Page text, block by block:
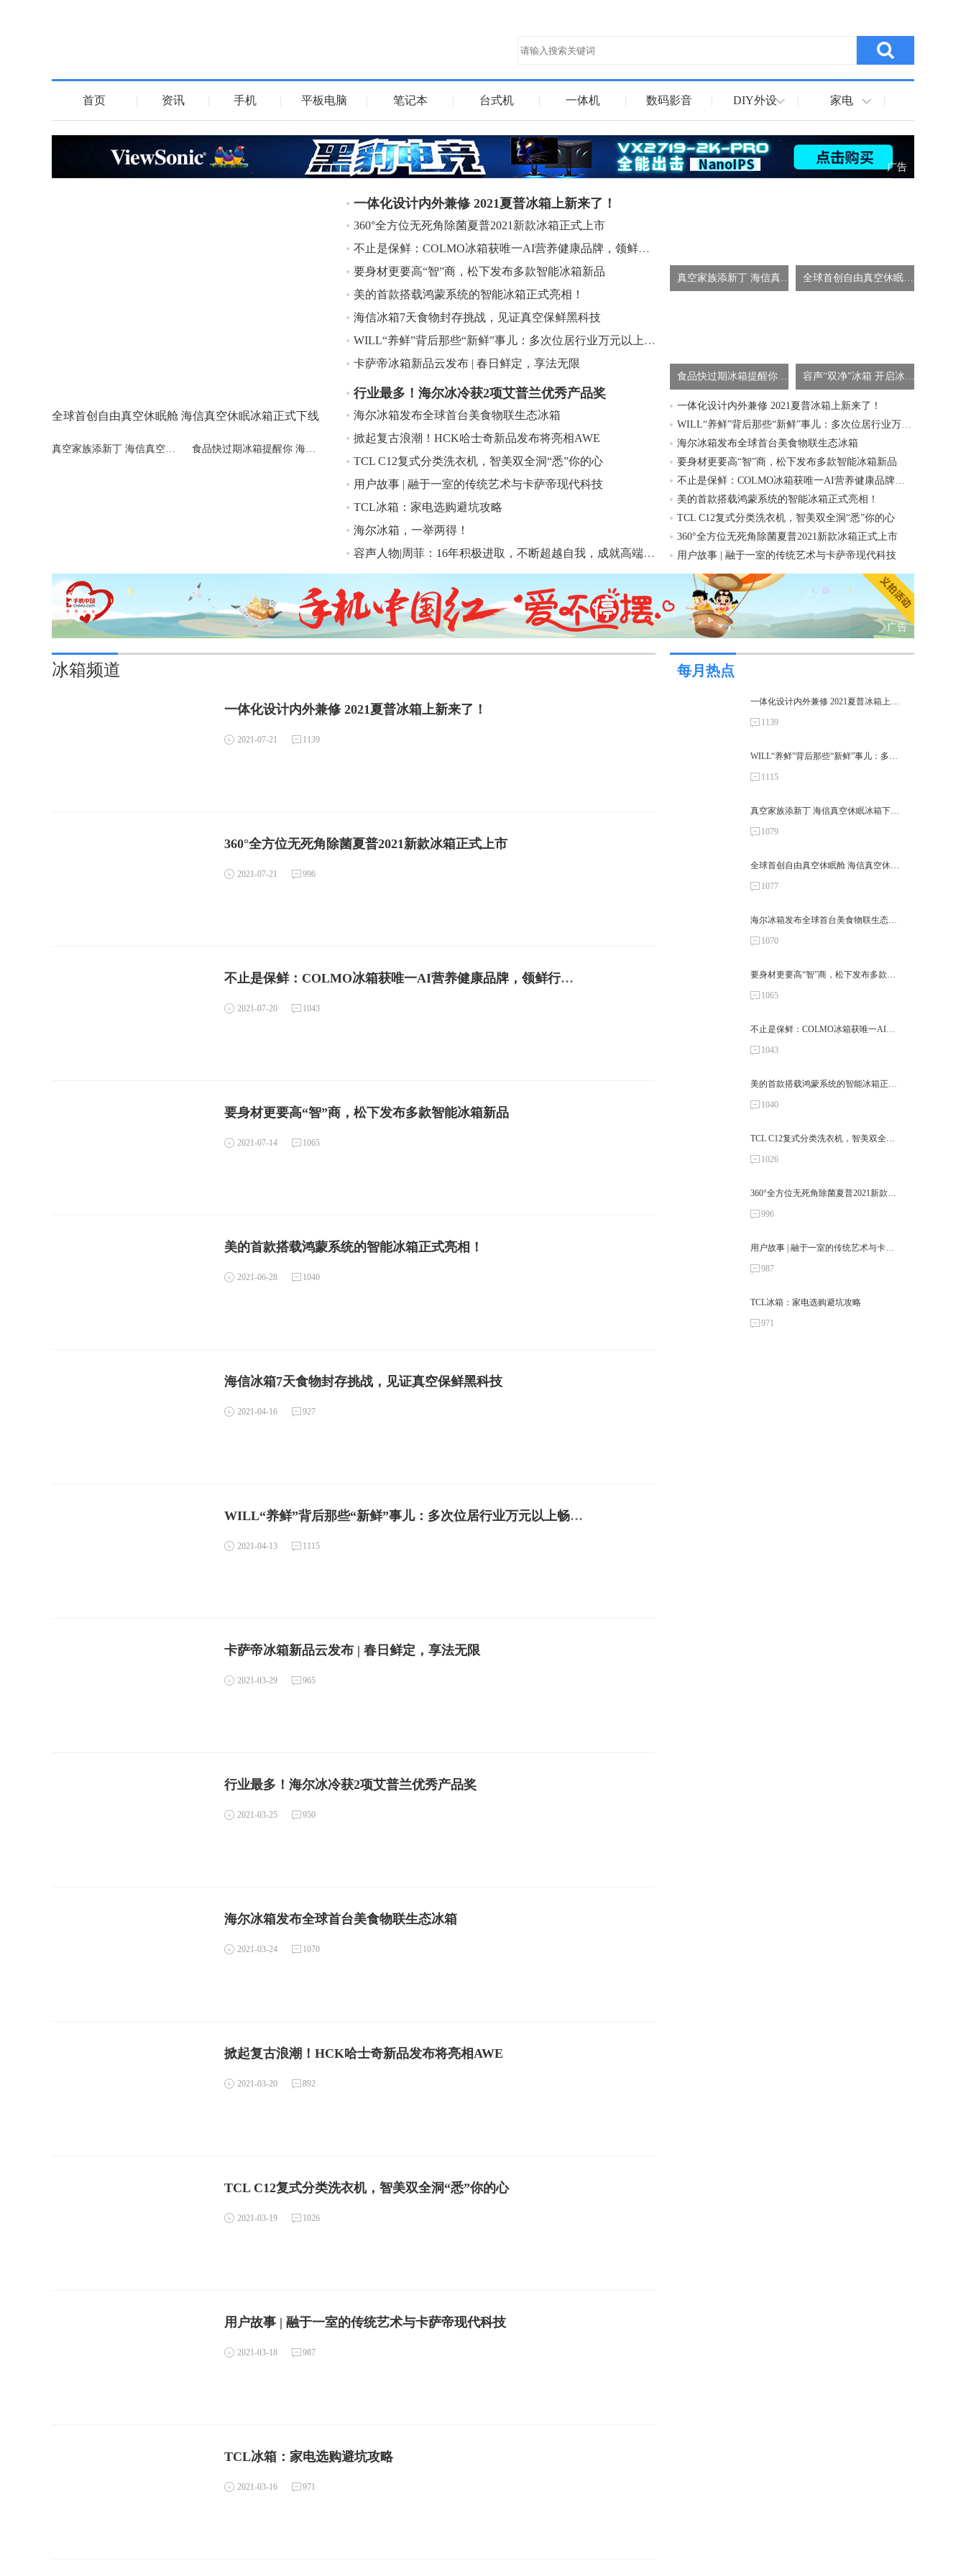
首页 | 资讯 | 手机 | 平板电脑 | 笔记本 | 台式机 | 一体机 | 数码影音 | DIY外设 | 家电 |
广告
全球首创自由真空休眠舱 海信真空休眠冰箱正式下线
真空家族添新丁 海信真空休眠冰箱下线发布 食品快过期冰箱提醒你 海信秀出食材管理黑科技
一体化设计内外兼修 2021夏普冰箱上新来了！
360°全方位无死角除菌夏普2021新款冰箱正式上市
不止是保鲜：COLMO冰箱获唯一AI营养健康品牌，领鲜行业再攀高峰
要身材更要高“智”商，松下发布多款智能冰箱新品
美的首款搭载鸿蒙系统的智能冰箱正式亮相！
海信冰箱7天食物封存挑战，见证真空保鲜黑科技
WILL“养鲜”背后那些“新鲜”事儿：多次位居行业万元以上畅销榜TOP1的容声WILL冰鲜箱
卡萨帝冰箱新品云发布 | 春日鲜定，享法无限
行业最多！海尔冰冷获2项艾普兰优秀产品奖
海尔冰箱发布全球首台美食物联生态冰箱
掀起复古浪潮！HCK哈士奇新品发布将亮相AWE
TCL C12复式分类洗衣机，智美双全洞“悉”你的心
用户故事 | 融于一室的传统艺术与卡萨帝现代科技
TCL冰箱：家电选购避坑攻略
海尔冰箱，一举两得！
容声人物|周菲：16年积极进取，不断超越自我，成就高端销售业绩！
真空家族添新丁 海信真空休眠冰箱下线发布 全球首创自由真空休眠舱 海信真空休眠冰箱正式下线
食品快过期冰箱提醒你 海信秀出食材管理黑科技 容声“双净”冰箱 开启冰箱除菌养鲜新浪潮
一体化设计内外兼修 2021夏普冰箱上新来了！
WILL“养鲜”背后那些“新鲜”事儿：多次位居行业万元以上畅销榜TOP1的容声WILL冰鲜箱
海尔冰箱发布全球首台美食物联生态冰箱
要身材更要高“智”商，松下发布多款智能冰箱新品
不止是保鲜：COLMO冰箱获唯一AI营养健康品牌，领鲜行业再攀高峰
美的首款搭载鸿蒙系统的智能冰箱正式亮相！
TCL C12复式分类洗衣机，智美双全洞“悉”你的心
360°全方位无死角除菌夏普2021新款冰箱正式上市
用户故事 | 融于一室的传统艺术与卡萨帝现代科技
广告
冰箱频道
一体化设计内外兼修 2021夏普冰箱上新来了！
2021-07-21 1139
360°全方位无死角除菌夏普2021新款冰箱正式上市
2021-07-21 996
不止是保鲜：COLMO冰箱获唯一AI营养健康品牌，领鲜行业再攀高峰
2021-07-20 1043
要身材更要高“智”商，松下发布多款智能冰箱新品
2021-07-14 1065
美的首款搭载鸿蒙系统的智能冰箱正式亮相！
2021-06-28 1040
海信冰箱7天食物封存挑战，见证真空保鲜黑科技
2021-04-16 927
WILL“养鲜”背后那些“新鲜”事儿：多次位居行业万元以上畅销榜TOP1的容声WILL冰鲜箱
2021-04-13 1115
卡萨帝冰箱新品云发布 | 春日鲜定，享法无限
2021-03-29 965
行业最多！海尔冰冷获2项艾普兰优秀产品奖
2021-03-25 950
海尔冰箱发布全球首台美食物联生态冰箱
2021-03-24 1070
掀起复古浪潮！HCK哈士奇新品发布将亮相AWE
2021-03-20 892
TCL C12复式分类洗衣机，智美双全洞“悉”你的心
2021-03-19 1026
用户故事 | 融于一室的传统艺术与卡萨帝现代科技
2021-03-18 987
TCL冰箱：家电选购避坑攻略
2021-03-16 971
每月热点
一体化设计内外兼修 2021夏普冰箱上新
来了！
1139
WILL“养鲜”背后那些“新鲜”事儿：多次
位居行业万元以上畅销榜TOP1的容声
1115
真空家族添新丁 海信真空休眠冰箱下线
发布1079
全球首创自由真空休眠舱 海信真空休眠
冰箱正式下线
1077
海尔冰箱发布全球首台美食物联生态冰
箱 1070
要身材更要高“智”商，松下发布多款智
能冰箱新品
1065
不止是保鲜：COLMO冰箱获唯一AI营
养健康品牌，领鲜行业再攀高峰
1043
美的首款搭载鸿蒙系统的智能冰箱正式
亮相！
1040
TCL C12复式分类洗衣机，智美双全
洞“悉”你的心
1026
360°全方位无死角除菌夏普2021新款冰
箱正式上市
996
用户故事 | 融于一室的传统艺术与卡萨
帝现代科技
987
TCL冰箱：家电选购避坑攻略
971